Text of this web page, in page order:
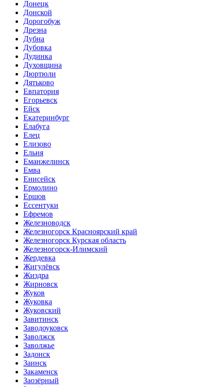
Донецк
Донской
Дорогобуж
Дрезна
Дубна
Дубовка
Дудинка
Духовщина
Дюртюли
Дятьково
Евпатория
Егорьевск
Ейск
Екатеринбург
Елабуга
Елец
Елизово
Ельня
Еманжелинск
Емва
Енисейск
Ермолино
Ершов
Ессентуки
Ефремов
Железноводск
Железногорск Красноярский край
Железногорск Курская область
Железногорск-Илимский
Жердевка
Жигулёвск
Жиздра
Жирновск
Жуков
Жуковка
Жуковский
Завитинск
Заводоуковск
Заволжск
Заволжье
Задонск
Заинск
Закаменск
Заозёрный